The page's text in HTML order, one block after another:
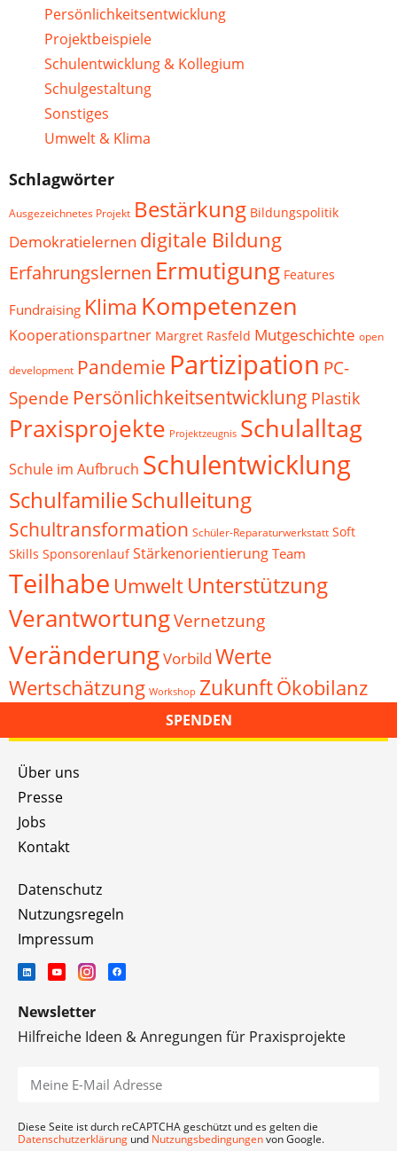
Persönlichkeitsentwicklung
Projektbeispiele
Schulentwicklung & Kollegium
Schulgestaltung
Sonstiges
Umwelt & Klima
Schlagwörter
Ausgezeichnetes Projekt Bestärkung Bildungspolitik
Demokratielernen digitale Bildung
Erfahrungslernen Ermutigung Features
Fundraising Klima Kompetenzen
Kooperationspartner Margret Rasfeld Mutgeschichte open
development Pandemie Partizipation PC-
Spende Persönlichkeitsentwicklung Plastik
Praxisprojekte Projektzeugnis Schulalltag
Schule im Aufbruch Schulentwicklung
SchulfamilieSchulleitung
Schultransformation Schüler-Reparaturwerkstatt Soft
Skills Sponsorenlauf Stärkenorientierung Team
Teilhabe Umwelt Unterstützung
VerantwortungVernetzung
VeränderungVorbild Werte
Wertschätzung Workshop ZukunftÖkobilanz
SPENDEN
Über uns
Presse
Jobs
Kontakt
Datenschutz
Nutzungsregeln
Impressum
Newsletter
Hilfreiche Ideen & Anregungen für Praxisprojekte
Diese Seite ist durch reCAPTCHA geschützt und es gelten die
Datenschutzerklärung und Nutzungsbedingungenvon Google.